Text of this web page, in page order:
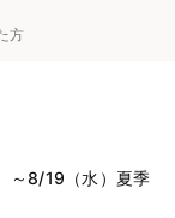
方
～8/19（水）夏季